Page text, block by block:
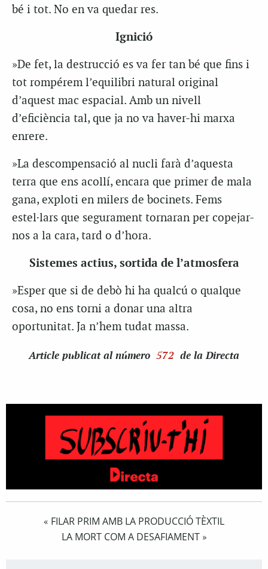
bé i tot. No en va quedar res.
Ignició
»De fet, la destrucció es va fer tan bé que fins i
tot rompérem l’equilibri natural original
d’aquest mac espacial. Amb un nivell
d’eficiència tal, que ja no va haver-hi marxa
enrere.
»La descompensació al nucli farà d’aquesta
terra que ens acollí, encara que primer de mala
gana, exploti en milers de bocinets. Fems
estel·lars que segurament tornaran per copejar-
nos a la cara, tard o d’hora.
Sistemes actius, sortida de l’atmosfera
»Esper que si de debò hi ha qualcú o qualque
cosa, no ens torni a donar una altra
oportunitat. Ja n’hem tudat massa.
Article publicat al número 572 de la Directa
« FILAR PRIM AMB LA PRODUCCIÓ TÈXTIL
LA MORT COM A DESAFIAMENT»